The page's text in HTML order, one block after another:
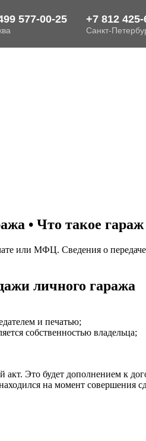
• Что такое гараж
или МФЦ. Сведения о
личного гаража
и печатью;
собственностью владельца;
Это будет дополнением к
на момент совершения